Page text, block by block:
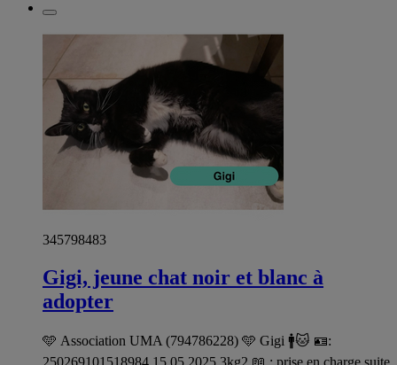
345798483
Gigi, jeune chat noir et blanc à
adopter
🩵 Association UMA (794786228) 🩵 Gigi 🚹🐱 🪪: